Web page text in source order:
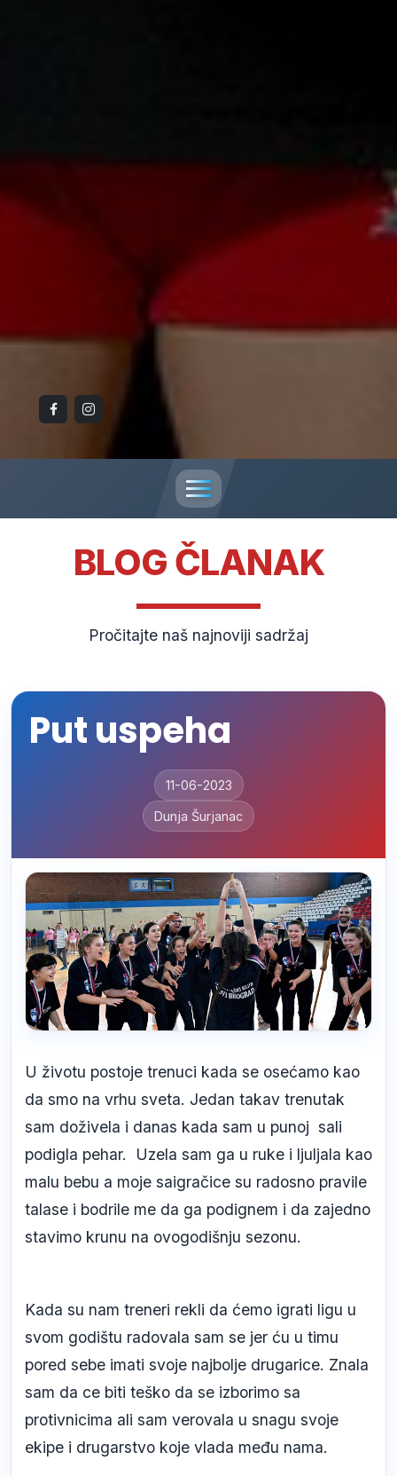
BLOG ČLANAK
Pročitajte naš najnoviji sadržaj
Put uspeha
11-06-2023
Dunja Šurjanac
U životu postoje trenuci kada se osećamo kao
da smo na vrhu sveta. Jedan takav trenutak
sam doživela i danas kada sam u punoj sali
podigla pehar. Uzela sam ga u ruke i ljuljala kao
malu bebu a moje saigračice su radosno pravile
talase i bodrile me da ga podignem i da zajedno
stavimo krunu na ovogodišnju sezonu.
Kada su nam treneri rekli da ćemo igrati ligu u
svom godištu radovala sam se jer ću u timu
pored sebe imati svoje najbolje drugarice. Znala
sam da ce biti teško da se izborimo sa
protivnicima ali sam verovala u snagu svoje
ekipe i drugarstvo koje vlada među nama.